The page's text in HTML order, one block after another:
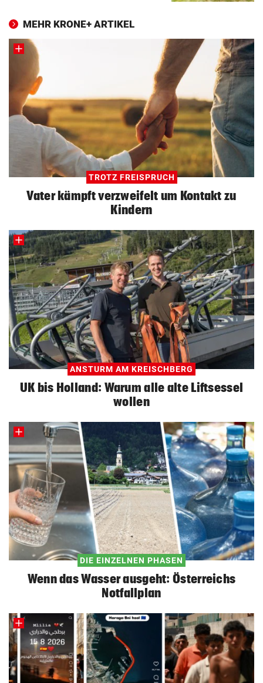
MEHR KRONE+ ARTIKEL
TROTZ FREISPRUCH
Vater kämpft verzweifelt um Kontakt zu
Kindern
ANSTURM AM KREISCHBERG
UK bis Holland: Warum alle alte Liftsessel
wollen
DIE EINZELNEN PHASEN
Wenn das Wasser ausgeht: Österreichs
Notfallplan